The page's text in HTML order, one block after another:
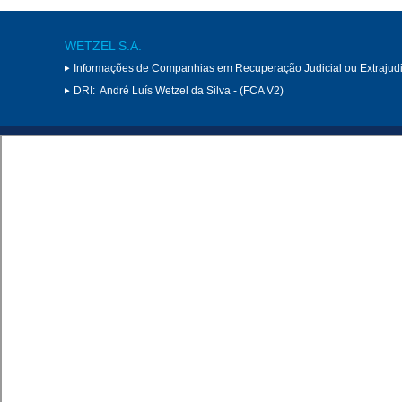
WETZEL S.A.
Informações de Companhias em Recuperação Judicial ou
DRI: André Luís Wetzel da Silva - (FCA V2)